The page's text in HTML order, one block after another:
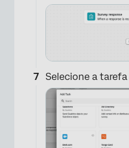
Selecione a tarefa